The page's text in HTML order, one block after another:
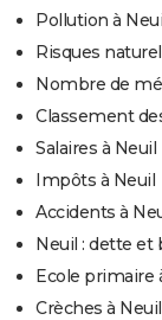
Pollution à
Risques
Nombre de
Classement
Salaires à Neuil
Impôts à Neuil
Accidents à
Neuil : dette et
Ecole primaire
Crèches à Neuil